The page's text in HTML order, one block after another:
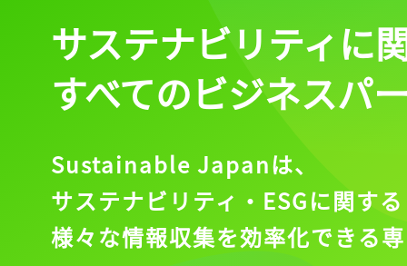
サステナビリティに
すべてのビジネスパ
Sustainable Japanは、
サステナビリティ・ESGに関する
様々な情報収集を効率化できる